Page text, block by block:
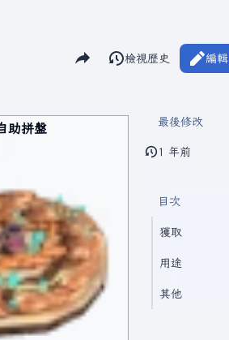
分享此頁面
視圖閱讀 編輯
檢視歷史
助拼盤 最後修改
1 年前
目次
獲取
用途
其他